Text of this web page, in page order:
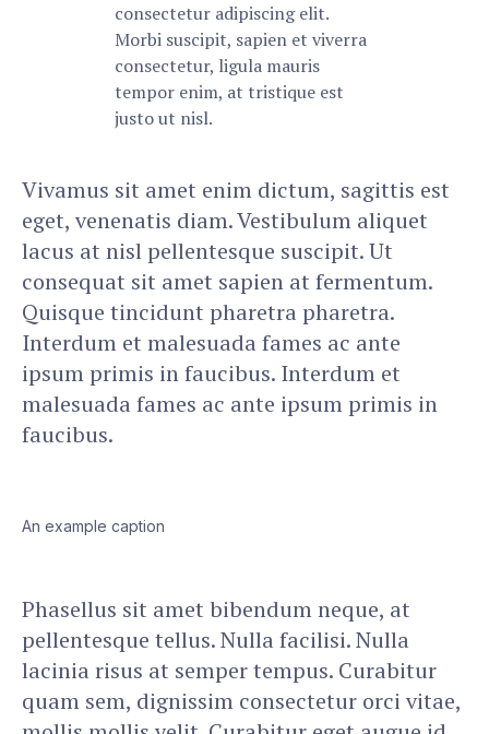
consectetur adipiscing elit.
Morbi suscipit, sapien et viverra
consectetur, ligula mauris
tempor enim, at tristique est
justo ut nisl.
Vivamus sit amet enim dictum, sagittis est
eget, venenatis diam. Vestibulum aliquet
lacus at nisl pellentesque suscipit. Ut
consequat sit amet sapien at fermentum.
Quisque tincidunt pharetra pharetra.
Interdum et malesuada fames ac ante
ipsum primis in faucibus. Interdum et
malesuada fames ac ante ipsum primis in
faucibus.
An example caption
Phasellus sit amet bibendum neque, at
pellentesque tellus. Nulla facilisi. Nulla
lacinia risus at semper tempus. Curabitur
quam sem, dignissim consectetur orci vitae,